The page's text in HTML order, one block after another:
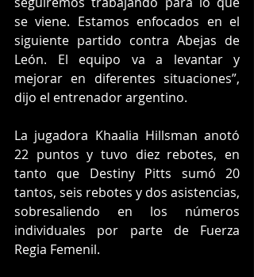
se viene. Estamos enfocados en el
siguiente partido contra Abejas de
León. El equipo va a levantar y
mejorar en diferentes situaciones”,
dijo el entrenador argentino.
La jugadora Khaalia Hillsman anotó
22 puntos y tuvo diez rebotes, en
tanto que Destiny Pitts sumó 20
tantos, seis rebotes y dos asistencias,
sobresaliendo en los números
individuales por parte de Fuerza
Regia Femenil.